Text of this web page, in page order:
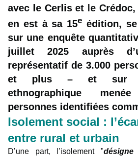
avec le Cerlis et le
en est à sa 15e édition,
sur une enquête
juillet 2025 auprès
représentatif de 3.000
et plus – et sur
ethnographique
personnes identifiées
Isolement social :
entre rural et urbain
D’une part, l’isolement "